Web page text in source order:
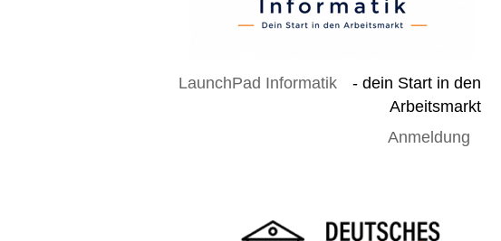
LaunchPad Informatik
- dein Start in den
Arbeitsmarkt
Anmeldung